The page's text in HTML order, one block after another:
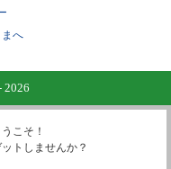
へ
2026
こそ！
トしませんか？